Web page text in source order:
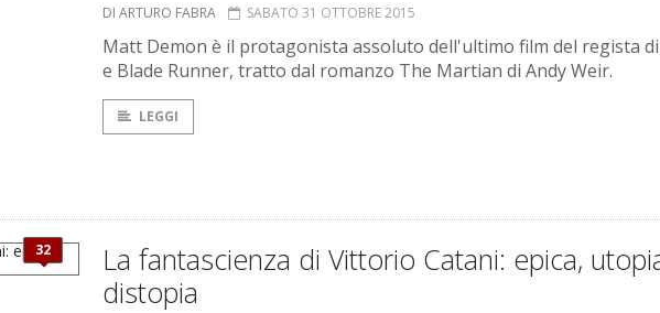
DI ARTURO FABRA SABATO 31 OTTOBRE 2015
Matt Demon è il protagonista assoluto dell'ultimo film del regista
e Blade Runner, tratto dal romanzo The Martian di Andy Weir.
LEGGI
32
La fantascienza di Vittorio Catani: epica,
distopia